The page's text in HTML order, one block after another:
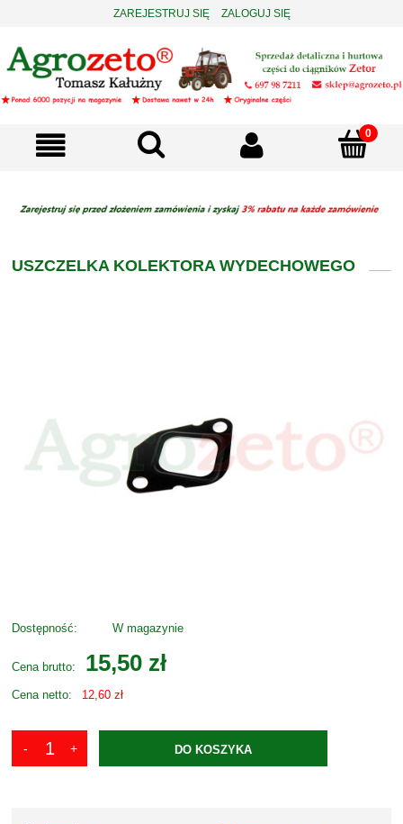
ZAREJESTRUJ SIĘ ZALOGUJ SIĘ
USZCZELKA KOLEKTORA WYDECHOWEGO
Dostępność: W magazynie
Cena brutto: 15,50 zł
Cena netto: 12,60 zł
DO KOSZYKA